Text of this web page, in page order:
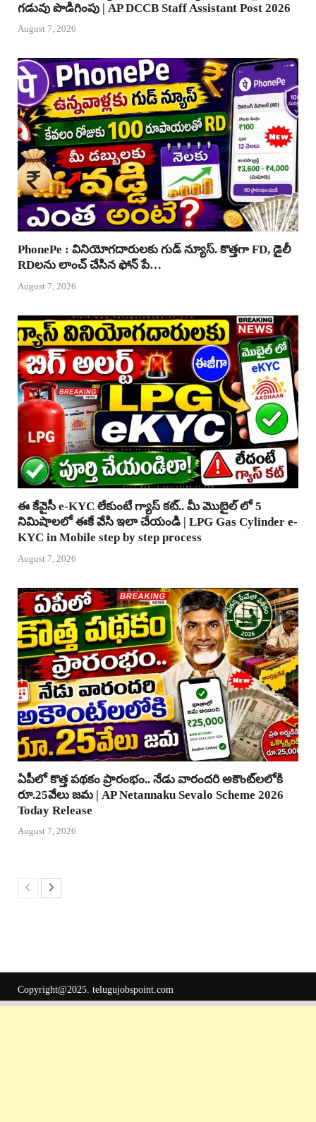
గడువు పొడిగింపు | AP DCCB Staff Assistant Post 2026
August 7, 2026
PhonePe : వినియోగదారులకు గుడ్ న్యూస్. కొత్తగా FD, డైలీ
RDలను లాంచ్ చేసిన ఫోన్ పే…
August 7, 2026
ఈ కేవైసీ e-KYC లేకుంటే గ్యాస్ కట్.. మీ మొబైల్ లో 5
నిమిషాలలో ఈకే వేసి ఇలా చేయండి | LPG Gas Cylinder e-
KYC in Mobile step by step process
August 7, 2026
ఏపీలో కొత్త పథకం ప్రారంభం.. నేడు వారందరి అకౌంట్‌లలోకి
రూ.25వేలు జమ | AP Netannaku Sevalo Scheme 2026
Today Release
August 7, 2026
Copyright@2025. telugujobspoint.com